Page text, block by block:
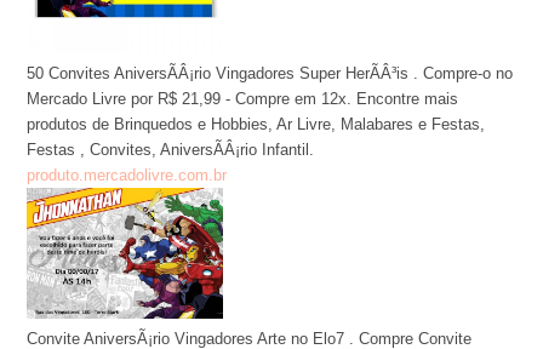
50 Convites AniversÃÂ¡rio Vingadores Super HerÃÂ³is . Compre-o no
Mercado Livre por R$ 21,99 - Compre em 12x. Encontre mais
produtos de Brinquedos e Hobbies, Ar Livre, Malabares e Festas,
Festas , Convites, AniversÃÂ¡rio Infantil.
produto.mercadolivre.com.br
Convite AniversÃ¡rio Vingadores Arte no Elo7 . Compre Convite